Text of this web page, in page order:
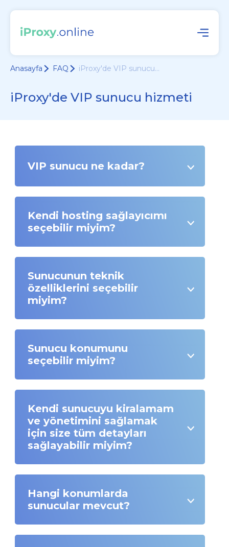
Anasayfa FAQ iProxy'de VIP sunucu...
iProxy'de VIP sunucu hizmeti
VIP sunucu ne kadar?
Kendi hosting sağlayıcımı
seçebilir miyim?
Sunucunun teknik
özelliklerini seçebilir
miyim?
Sunucu konumunu
seçebilir miyim?
Kendi sunucuyu kiralamam
ve yönetimini sağlamak
için size tüm detayları
sağlayabilir miyim?
Hangi konumlarda
sunucular mevcut?